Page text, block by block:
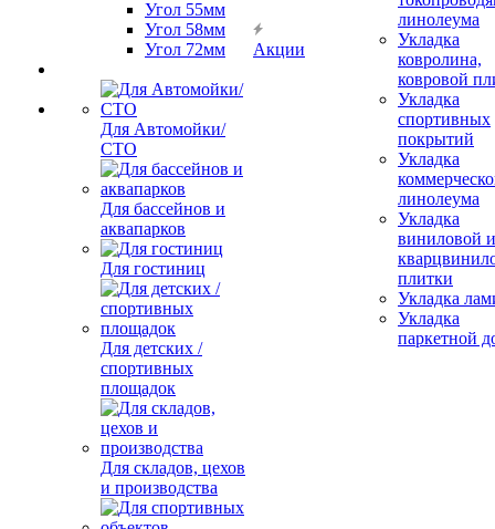
Угол 55мм
Угол 58мм
Угол 72мм
Для Автомойки/
СТО
Для бассейнов и
аквапарков
Для гостиниц
Для детских /
спортивных
площадок
Для складов, цехов
и производства
Акции
линолеума
Укладка
ковролина,
ковровой
Укладка
спортивных
покрытий
Укладка
линолеума
Укладка
виниловой и
плитки
Укладка
Укладка
паркетной